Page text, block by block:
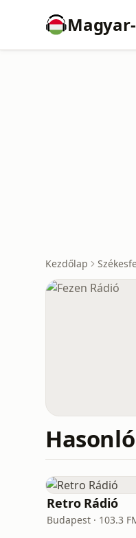
Kezdőlap
Retro Rádió
Budapest · 103.3